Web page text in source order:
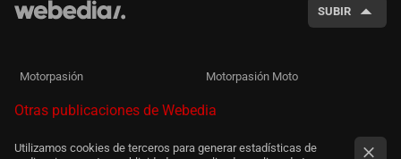
SUBIR
Motorpasión Motorpasión Moto
Otras publicaciones de Webedia
Utilizamos cookies de terceros para generar estadísticas de